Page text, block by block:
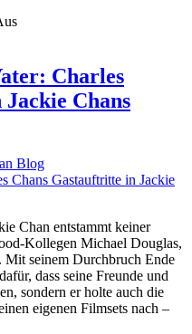
Charles
Chans
Blog
Chan entstammt keiner
Kollegen Michael Douglas,
Mit seinem Durchbruch Ende
dass seine Freunde und
sondern er holte auch die
eigenen Filmsets nach –